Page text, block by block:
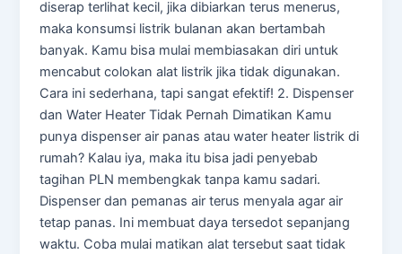
diserap terlihat kecil, jika dibiarkan terus menerus,
maka konsumsi listrik bulanan akan bertambah
banyak. Kamu bisa mulai membiasakan diri untuk
mencabut colokan alat listrik jika tidak digunakan.
Cara ini sederhana, tapi sangat efektif! 2. Dispenser
dan Water Heater Tidak Pernah Dimatikan Kamu
punya dispenser air panas atau water heater listrik di
rumah? Kalau iya, maka itu bisa jadi penyebab
tagihan PLN membengkak tanpa kamu sadari.
Dispenser dan pemanas air terus menyala agar air
tetap panas. Ini membuat daya tersedot sepanjang
waktu. Coba mulai matikan alat tersebut saat tidak